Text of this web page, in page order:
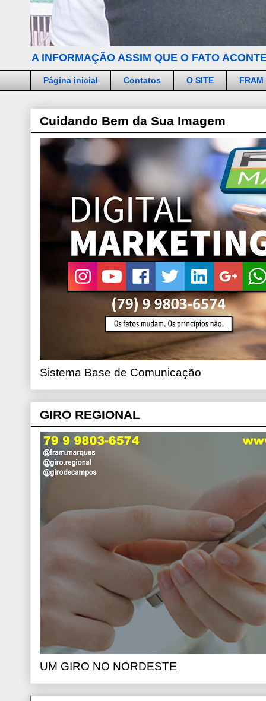
A INFORMAÇÃO ASSIM QUE O FATO
Página inicial Contatos O SITE FRAM
Cuidando Bem da Sua Imagem
Sistema Base de Comunicação
GIRO REGIONAL
UM GIRO NO NORDESTE